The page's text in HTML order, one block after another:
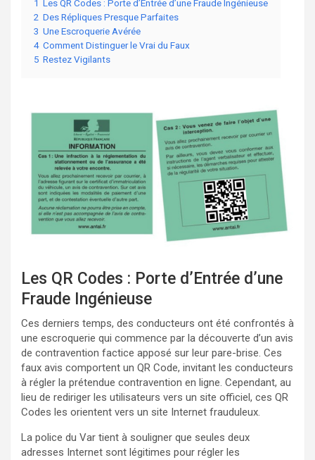
1 Les QR Codes : Porte d’Entrée d’une Fraude Ingénieuse
2 Des Répliques Presque Parfaites
3 Une Escroquerie Avérée
4 Comment Distinguer le Vrai du Faux
5 Restez Vigilants
Les QR Codes : Porte d’Entrée d’une
Fraude Ingénieuse
Ces derniers temps, des conducteurs ont été confrontés à
une escroquerie qui commence par la découverte d’un avis
de contravention factice apposé sur leur pare-brise. Ces
faux avis comportent un QR Code, invitant les conducteurs
à régler la prétendue contravention en ligne. Cependant, au
lieu de rediriger les utilisateurs vers un site officiel, ces QR
Codes les orientent vers un site Internet frauduleux.
La police du Var tient à souligner que seules deux
adresses Internet sont légitimes pour régler les